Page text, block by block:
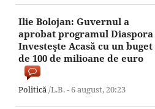
Ilie Bolojan: Guvernul a
aprobat programul Diaspora
Investeşte Acasă cu un buget
de 100 de milioane de euro
Politică/L.B. -6 august,20:23